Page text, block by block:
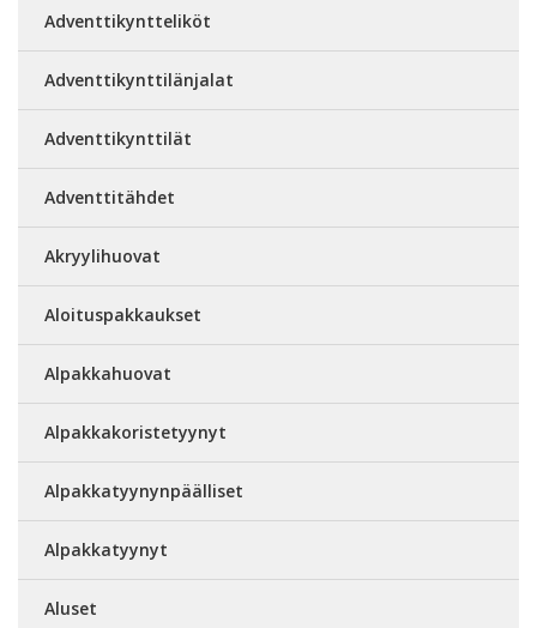
Adventtikyntteliköt
Adventtikynttilänjalat
Adventtikynttilät
Adventtitähdet
Akryylihuovat
Aloituspakkaukset
Alpakkahuovat
Alpakkakoristetyynyt
Alpakkatyynynpäälliset
Alpakkatyynyt
Aluset